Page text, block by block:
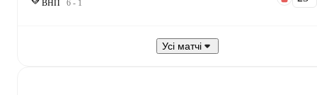
ВНП 6 - 1
Усі матчі